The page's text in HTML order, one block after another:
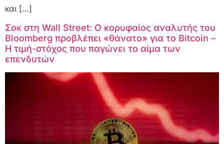
και […]
Σοκ στη Wall Street: Ο κορυφαίος αναλυτής του
Bloomberg προβλέπει «θάνατο» για το Bitcoin –
Η τιμή-στόχος που παγώνει το αίμα των
επενδυτών